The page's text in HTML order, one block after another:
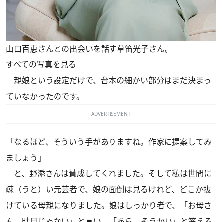
山口百恵さんとの出会いを話す草笛光子さん。
すべての写真を見る
親娘という設定だけで、台本の細かい部分はまだ決まっ
ていなかったのです。
ADVERTISEMENT
「なるほど、そういう手がありますね。作家に提案してみ
ましょう」
と、野添さんは賛成してくれました。そして私は世間に
疎（うと）い元芸者で、娘の面倒は見るけれど、どこか抜
けている母親になりました。娘はしっかり者で、「お母さ